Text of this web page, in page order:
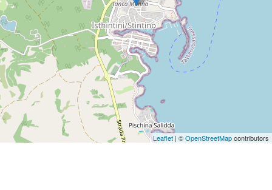
Leaflet | ©OpenStreetMapcontributors